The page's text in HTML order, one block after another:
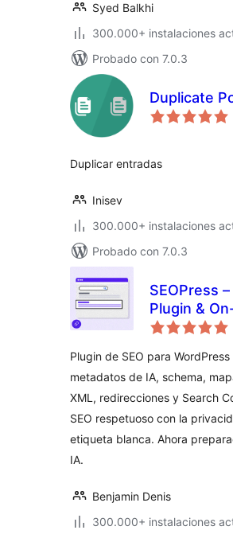
Syed Balkhi
300.000+ instalaciones
Probado con 7.0.3
Duplicate
Duplicar entradas
Inisev
300.000+ instalaciones
Probado con 7.0.3
SEOPress –
Plugin &
SEO
Plugin de SEO para
metadatos de IA, schema,
XML, redirecciones y Search
SEO respetuoso con la
etiqueta blanca. Ahora
IA.
Benjamin Denis
300.000+ instalaciones